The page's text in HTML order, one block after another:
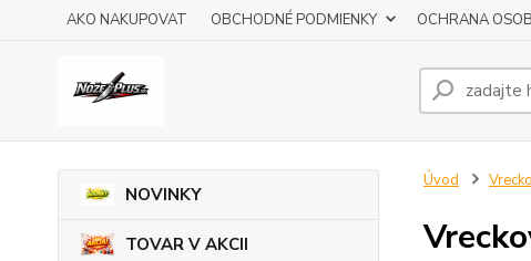
AKO NAKUPOVAT OBCHODNÉ PODMIENKY OCHRANA
NOVINKY
TOVAR V AKCII
Úvod